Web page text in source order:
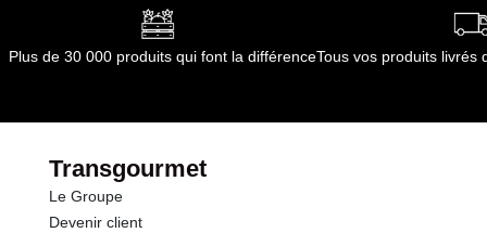
Comment sont fabriquées les chips ?
Pourquoi proposer des chips à vos clients ?
Les chips sont devenues un incontournable des apéritifs et des snacks.
Plus de 30 000 produits qui font la différenceTous vos produits livrés
Transgourmet
Le Groupe
Devenir client